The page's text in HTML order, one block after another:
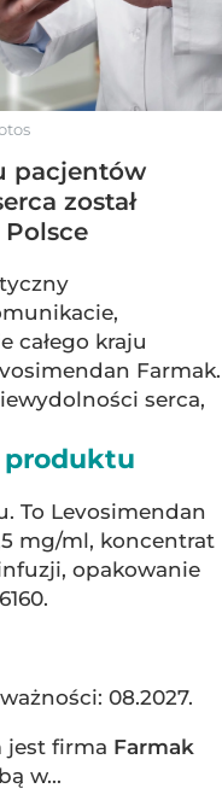
pacjentów
został
całego kraju
Farmak.
serca,
produktu
To Levosimendan
mg/ml, koncentrat
opakowanie
08.2027.
jest firma Farmak
w...